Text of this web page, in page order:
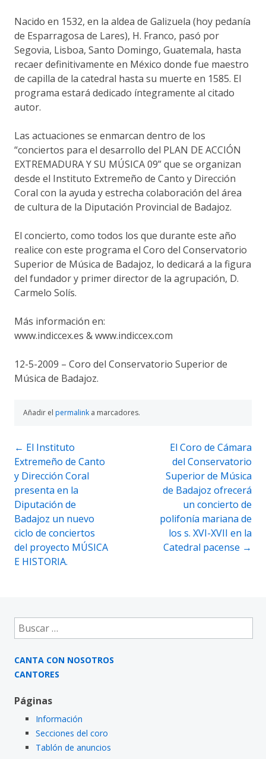
Nacido en 1532, en la aldea de Galizuela (hoy pedanía
de Esparragosa de Lares), H. Franco, pasó por
Segovia, Lisboa, Santo Domingo, Guatemala, hasta
recaer definitivamente en México donde fue maestro
de capilla de la catedral hasta su muerte en 1585. El
programa estará dedicado íntegramente al citado
autor.
Las actuaciones se enmarcan dentro de los
“conciertos para el desarrollo del PLAN DE ACCIÓN
EXTREMADURA Y SU MÚSICA 09” que se organizan
desde el Instituto Extremeño de Canto y Dirección
Coral con la ayuda y estrecha colaboración del área
de cultura de la Diputación Provincial de Badajoz.
El concierto, como todos los que durante este año
realice con este programa el Coro del Conservatorio
Superior de Música de Badajoz, lo dedicará a la figura
del fundador y primer director de la agrupación, D.
Carmelo Solís.
Más información en:
www.indiccex.es & www.indiccex.com
12-5-2009 – Coro del Conservatorio Superior de
Música de Badajoz.
Añadir el permalink a marcadores.
Navegación
de
entradas
← El Instituto
Extremeño de Canto
y Dirección Coral
presenta en la
Diputación de
Badajoz un nuevo
ciclo de conciertos
del proyecto MÚSICA
E HISTORIA.
El Coro de Cámara
del Conservatorio
Superior de Música
de Badajoz ofrecerá
un concierto de
polifonía mariana de
los s. XVI-XVII en la
Catedral pacense →
Buscar:
CANTA CON NOSOTROS
CANTORES
Páginas
Información
Secciones del coro
Tablón de anuncios